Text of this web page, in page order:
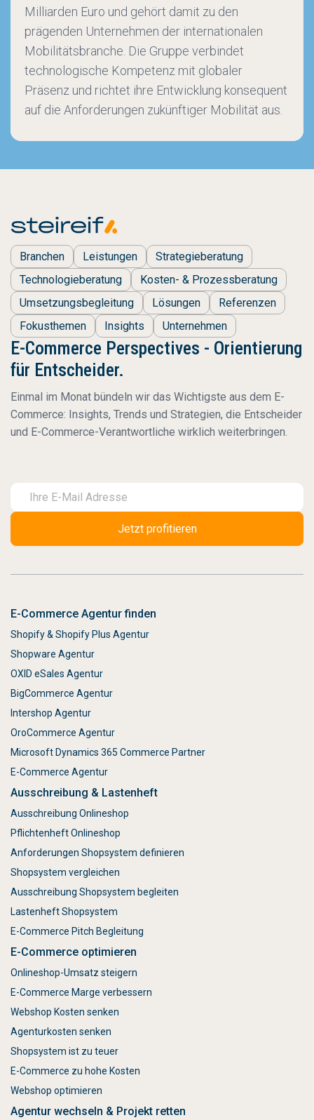
Milliarden Euro und gehört damit zu den
prägenden Unternehmen der internationalen
Mobilitätsbranche. Die Gruppe verbindet
technologische Kompetenz mit globaler
Präsenz und richtet ihre Entwicklung konsequent
auf die Anforderungen zukünftiger Mobilität aus.
Branchen Leistungen
Strategieberatung
Technologieberatung
Kosten- & Prozessberatung
Umsetzungsbegleitung
Lösungen
Referenzen
Fokusthemen
Insights Unternehmen
E-Commerce Perspectives - Orientierung
für Entscheider.
Einmal im Monat bündeln wir das Wichtigste aus dem E-
Commerce: Insights, Trends und Strategien, die Entscheider
und E-Commerce-Verantwortliche wirklich weiterbringen.
E-Commerce Agentur finden
Shopify & Shopify Plus Agentur
Shopware Agentur
OXID eSales Agentur
BigCommerce Agentur
Intershop Agentur
OroCommerce Agentur
Microsoft Dynamics 365 Commerce Partner
E-Commerce Agentur
Ausschreibung & Lastenheft
Ausschreibung Onlineshop
Pflichtenheft Onlineshop
Anforderungen Shopsystem definieren
Shopsystem vergleichen
Ausschreibung Shopsystem begleiten
Lastenheft Shopsystem
E-Commerce Pitch Begleitung
E-Commerce optimieren
Onlineshop-Umsatz steigern
E-Commerce Marge verbessern
Webshop Kosten senken
Agenturkosten senken
Shopsystem ist zu teuer
E-Commerce zu hohe Kosten
Webshop optimieren
Agentur wechseln & Projekt retten